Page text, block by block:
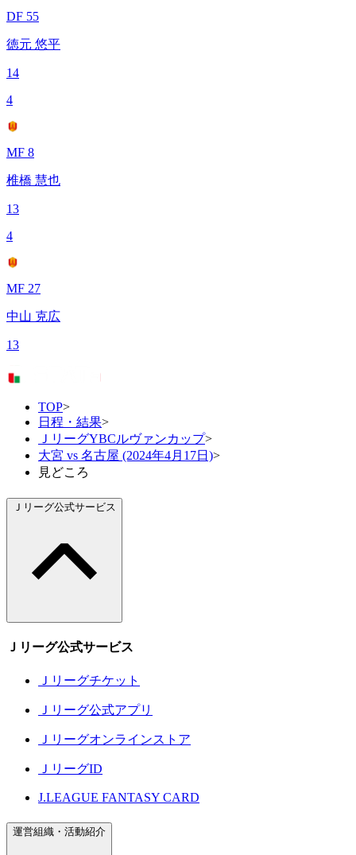
DF 55
徳元 悠平
14
4
MF 8
椎橋 慧也
13
4
MF 27
中山 克広
13
TOP>
日程・結果>
ＪリーグYBCルヴァンカップ>
大宮 vs 名古屋 (2024年4月17日)>
見どころ
Ｊリーグ公式サービス
Ｊリーグ公式サービス
Ｊリーグチケット
Ｊリーグ公式アプリ
Ｊリーグオンラインストア
ＪリーグID
J.LEAGUE FANTASY CARD
運営組織・活動紹介